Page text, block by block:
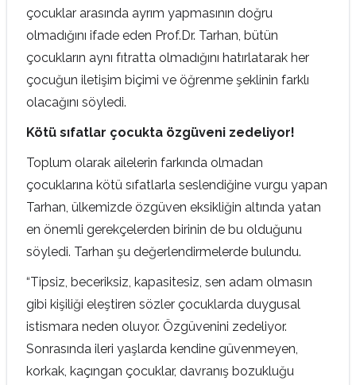
çocuklar arasında ayrım yapmasının doğru
olmadığını ifade eden Prof.Dr. Tarhan, bütün
çocukların aynı fıtratta olmadığını hatırlatarak her
çocuğun iletişim biçimi ve öğrenme şeklinin farklı
olacağını söyledi.
Kötü sıfatlar çocukta özgüveni zedeliyor!
Toplum olarak ailelerin farkında olmadan
çocuklarına kötü sıfatlarla seslendiğine vurgu yapan
Tarhan, ülkemizde özgüven eksikliğin altında yatan
en önemli gerekçelerden birinin de bu olduğunu
söyledi. Tarhan şu değerlendirmelerde bulundu.
“Tipsiz, beceriksiz, kapasitesiz, sen adam olmasın
gibi kişiliği eleştiren sözler çocuklarda duygusal
istismara neden oluyor. Özgüvenini zedeliyor.
Sonrasında ileri yaşlarda kendine güvenmeyen,
korkak, kaçıngan çocuklar, davranış bozukluğu